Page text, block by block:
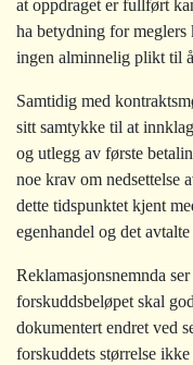
at oppdraget er fullført
ha betydning for
ingen alminnelig plikt til
Samtidig med
sitt samtykke til at
og utlegg av første
noe krav om nedsettelse
dette tidspunktet kjent
egenhandel og det
Reklamasjonsnemnda
forskuddsbeløpet skal
dokumentert endret ved
forskuddets størrelse